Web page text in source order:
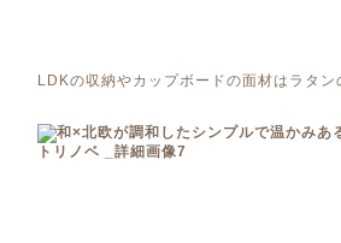
LDKの収納やカップボードの面材はラタ